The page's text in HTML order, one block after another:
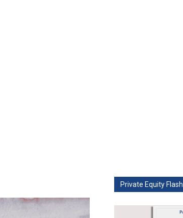
Private Equity Flash